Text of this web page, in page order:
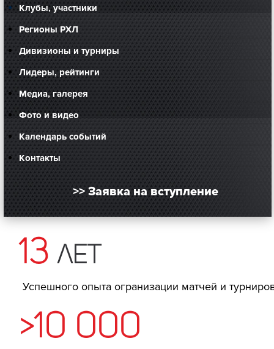
Клубы, участники
Регионы РХЛ
Дивизионы и турниры
Лидеры, рейтинги
Медиа, галерея
Фото и видео
Календарь событий
Контакты
>> Заявка на вступление
13лет
Успешного опыта огранизации матчей и
>10 000